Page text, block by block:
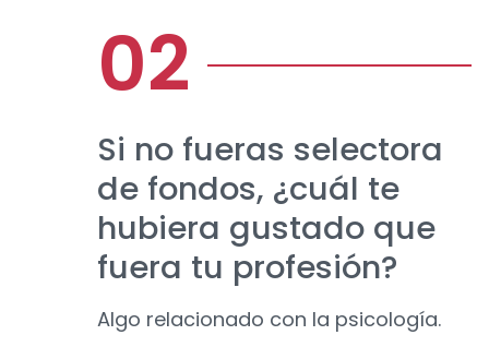
Si no fueras selectora
de fondos, ¿cuál te
hubiera gustado que
fuera tu profesión?
Algo relacionado con la psicología.